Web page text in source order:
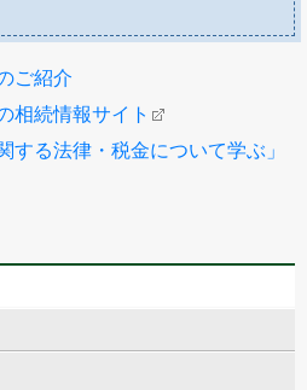
ご紹介
相続情報サイト
する法律・税金について学ぶ」